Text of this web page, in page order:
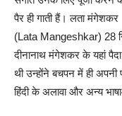
पैर ही गाती हैं। लता मंगेशकर
(Lata Mangeshkar) 28
दीनानाथ मंगेशकर के यहां
थी उन्होंने बचपन में ही अपनी
हिंदी के अलावा और अन्य